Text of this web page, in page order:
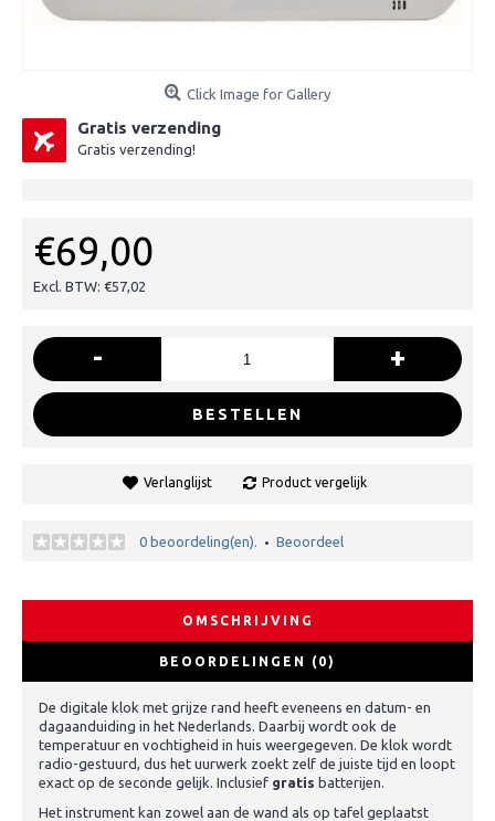
Click Image for Gallery
Gratis verzending
Gratis verzending!
€69,00
Excl. BTW: €57,02
- +
BESTELLEN
Verlanglijst Product vergelijk
0 beoordeling(en). • Beoordeel
OMSCHRIJVING
BEOORDELINGEN (0)
De digitale klok met grijze rand heeft eveneens en datum- en
dagaanduiding in het Nederlands. Daarbij wordt ook de
temperatuur en vochtigheid in huis weergegeven. De klok wordt
radio-gestuurd, dus het uurwerk zoekt zelf de juiste tijd en loopt
exact op de seconde gelijk. Inclusief gratis batterijen.
Het instrument kan zowel aan de wand als op tafel geplaatst